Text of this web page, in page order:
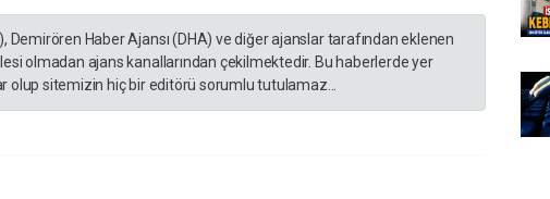
Demirören Haber Ajansı (DHA) ve diğer ajanslar tarafından eklenen
olmadan ajans kanallarından çekilmektedir. Bu haberlerde yer
olup sitemizin hiç bir editörü sorumlu tutulamaz...